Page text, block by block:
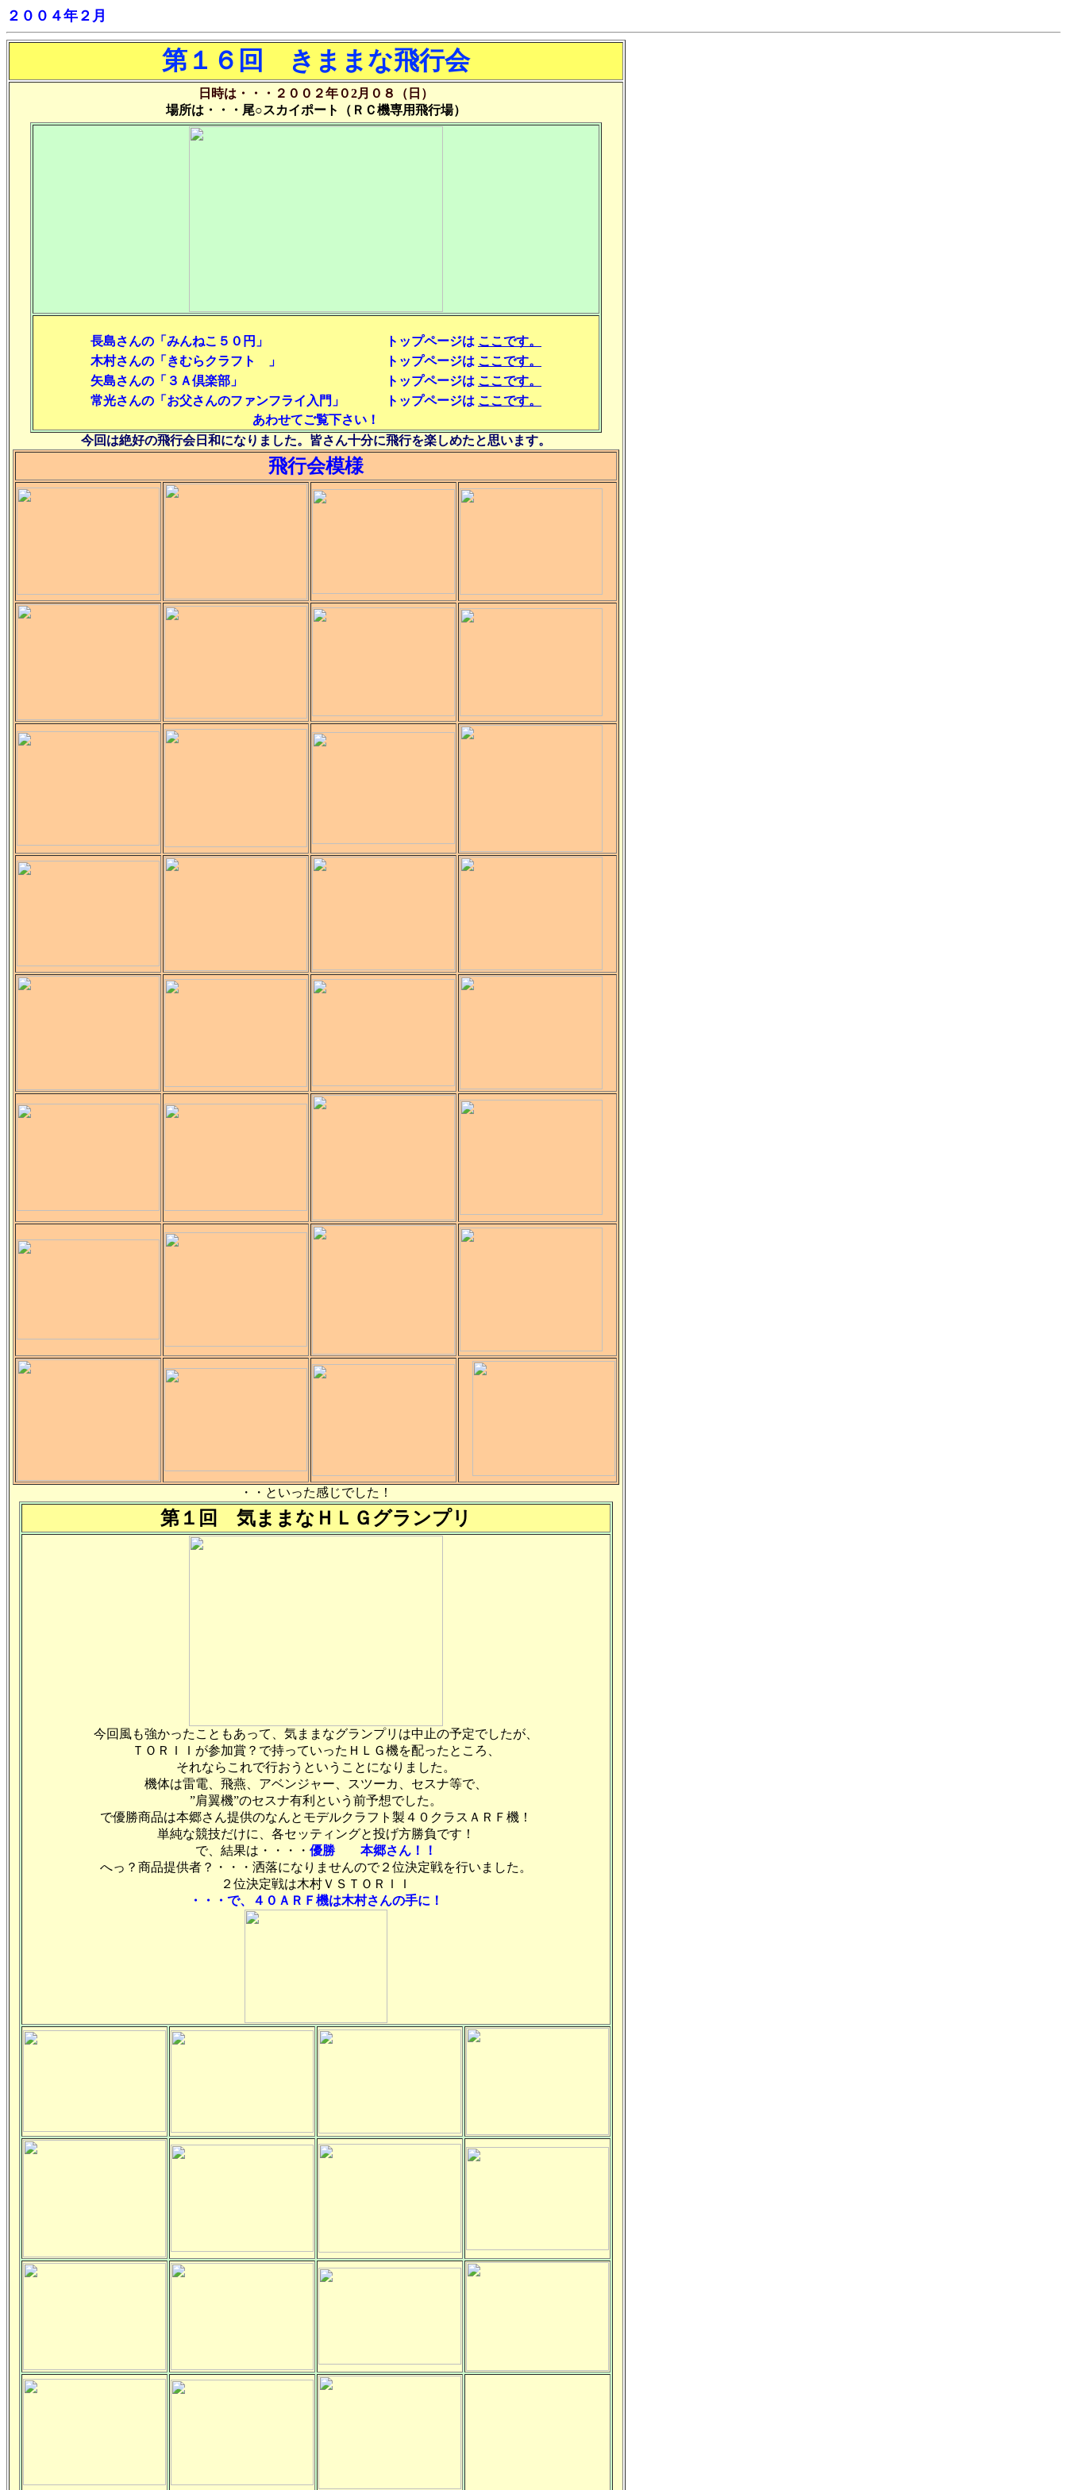
２００４年２月
第１６回 きままな飛行会
日時は・・・２００２年０2月０８（日）
場所は・・・尾○スカイポート（ＲＣ機専用飛行場）
長島さんの「みんねこ５０円」 トップページは ここです。
木村さんの「きむらクラフト 」
トップページは ここです。
矢島さんの「３Ａ倶楽部」
トップページは ここです。
常光さんの「お父さんのファンフライ入門」
トップページは ここです。
あわせてご覧下さい！
今回は絶好の飛行会日和になりました。皆さん十分に飛行を楽しめたと思います。
飛行会模様
・・といった感じでした！
第１回 気ままなＨＬＧグランプリ
今回風も強かったこともあって、気ままなグランプリは中止の予定でしたが、
ＴＯＲＩＩが参加賞？で持っていったＨＬＧ機を配ったところ、
それならこれで行おうということになりました。
機体は雷電、飛燕、アベンジャー、スツーカ、セスナ等で、
”肩翼機”のセスナ有利という前予想でした。
で優勝商品は本郷さん提供のなんとモデルクラフト製４０クラスＡＲＦ機！
単純な競技だけに、各セッティングと投げ方勝負です！
で、結果は・・・・ 優勝 本郷さん！！
へっ？商品提供者？・・・洒落になりませんので２位決定戦を行いました。
２位決定戦は木村ＶＳＴＯＲＩＩ
・・・で、４０ＡＲＦ機は木村さんの手に！